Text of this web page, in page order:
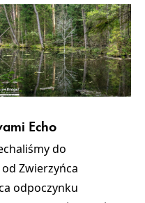
Echo
do
Zwierzyńca
odpoczynku